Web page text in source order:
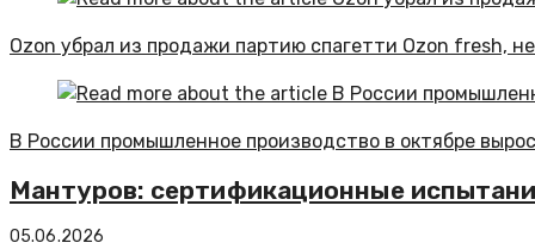
Ozon убрал из продажи партию спагетти Ozon fresh,
В России промышленное производство в октябре
Мантуров: сертификационные
05.06.2026